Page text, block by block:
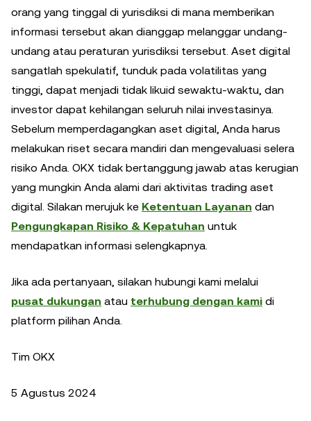
orang yang tinggal di yurisdiksi di mana memberikan
informasi tersebut akan dianggap melanggar undang-
undang atau peraturan yurisdiksi tersebut. Aset digital
sangatlah spekulatif, tunduk pada volatilitas yang
tinggi, dapat menjadi tidak likuid sewaktu-waktu, dan
investor dapat kehilangan seluruh nilai investasinya.
Sebelum memperdagangkan aset digital, Anda harus
melakukan riset secara mandiri dan mengevaluasi selera
risiko Anda. OKX tidak bertanggung jawab atas kerugian
yang mungkin Anda alami dari aktivitas trading aset
digital. Silakan merujuk ke Ketentuan Layanan dan
Pengungkapan Risiko & Kepatuhan untuk
mendapatkan informasi selengkapnya.
Jika ada pertanyaan, silakan hubungi kami melalui
pusat dukungan atau terhubung dengan kami di
platform pilihan Anda.
Tim OKX
5 Agustus 2024